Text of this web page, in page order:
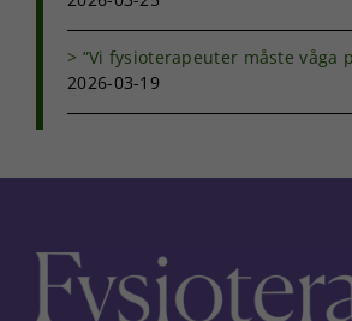
”Vi fysioterapeuter måste våga
2026-03-19